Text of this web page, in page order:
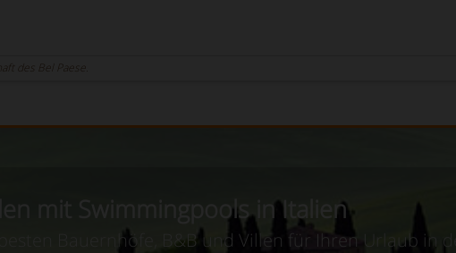
des Bel Paese.
mit Swimmingpools in Italien
Bauernhöfe, B&B und Villen für Ihren Urlaub in